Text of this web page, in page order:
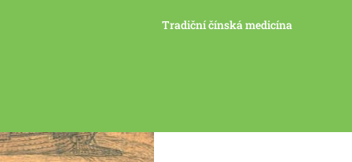
Tradiční čínská medicína